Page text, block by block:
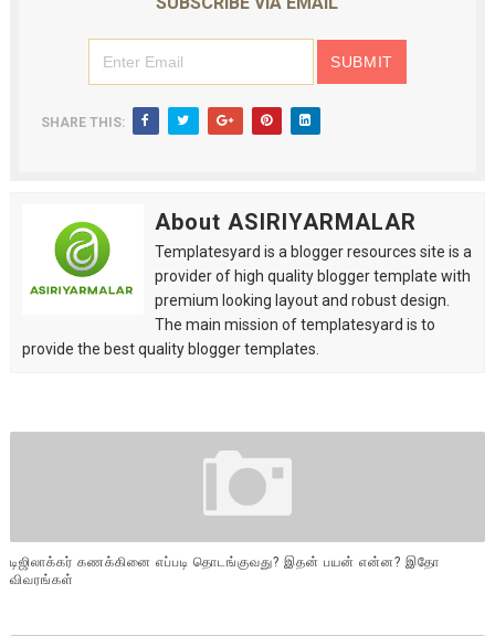
SHARE THIS:
About ASIRIYARMALAR
Templatesyard is a blogger resources site is a
provider of high quality blogger template with
premium looking layout and robust design.
The main mission of templatesyard is to
provide the best quality blogger templates.
டிஜிலாக்கர் கணக்கினை எப்படி தொடங்குவது? இதன் பயன் என்ன? இதோ
விவரங்கள்